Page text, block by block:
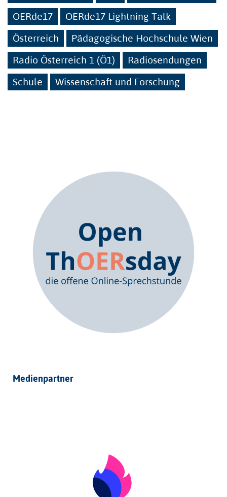
OERde17
OERde17 Lightning Talk
Österreich
Pädagogische Hochschule Wien
Radio Österreich 1 (Ö1)
Radiosendungen
Schule
Wissenschaft und Forschung
Medienpartner